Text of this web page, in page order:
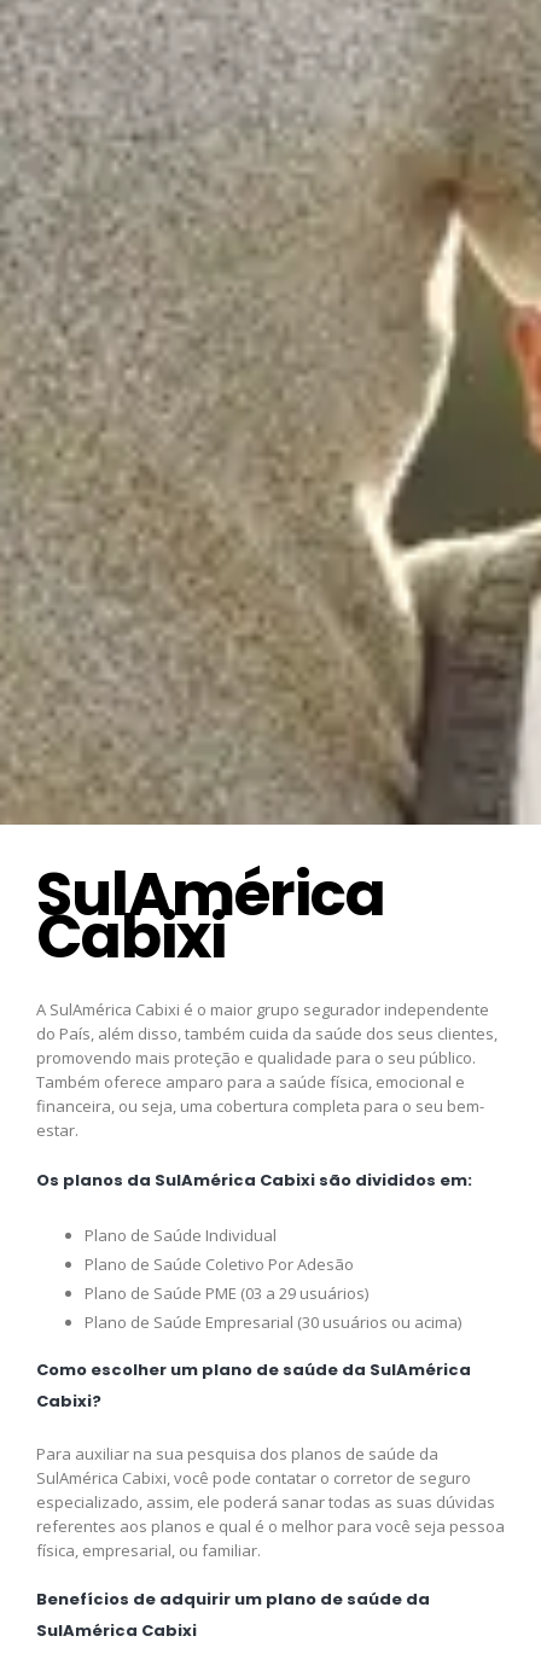
SulAmérica
Cabixi
A SulAmérica Cabixi é o maior grupo segurador independente
do País, além disso, também cuida da saúde dos seus clientes,
promovendo mais proteção e qualidade para o seu público.
Também oferece amparo para a saúde física, emocional e
financeira, ou seja, uma cobertura completa para o seu bem-
estar.
Os planos da SulAmérica Cabixi são divididos em:
Plano de Saúde Individual
Plano de Saúde Coletivo Por Adesão
Plano de Saúde PME (03 a 29 usuários)
Plano de Saúde Empresarial (30 usuários ou acima)
Como escolher um plano de saúde da SulAmérica
Cabixi?
Para auxiliar na sua pesquisa dos planos de saúde da
SulAmérica Cabixi, você pode contatar o corretor de seguro
especializado, assim, ele poderá sanar todas as suas dúvidas
referentes aos planos e qual é o melhor para você seja pessoa
física, empresarial, ou familiar.
Benefícios de adquirir um plano de saúde da
SulAmérica Cabixi